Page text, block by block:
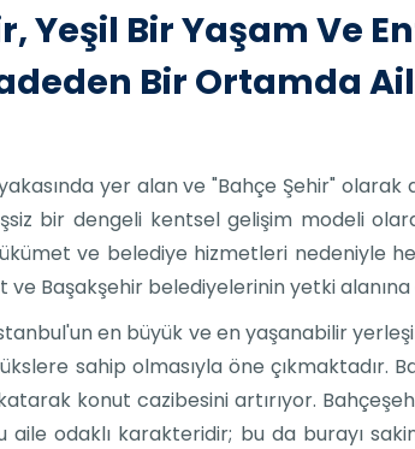
Yeşil Bir Yaşam Ve
Bir Ortamda
yer alan ve "Bahçe Şehir"
bir dengeli kentsel gelişim modeli
ve belediye hizmetleri nedeniyle
ve Başakşehir belediyelerinin yetki
en büyük ve en yaşanabilir
sahip olmasıyla öne çıkmaktadır.
konut cazibesini artırıyor.
aile odaklı karakteridir; bu da burayı